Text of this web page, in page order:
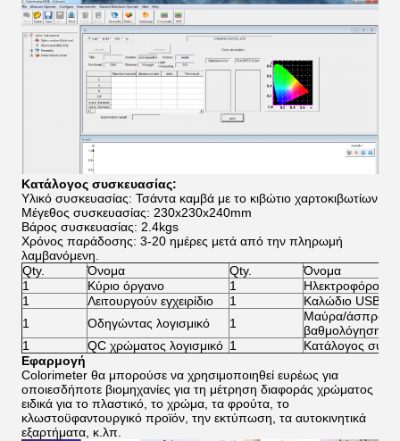
Κατάλογος συσκευασίας:
Υλικό συσκευασίας: Τσάντα καμβά με το κιβώτιο χαρτοκιβωτίων
Μέγεθος συσκευασίας: 230x230x240mm
Βάρος συσκευασίας: 2.4kgs
Χρόνος παράδοσης: 3-20 ημέρες μετά από την πληρωμή
λαμβανόμενη.
Qty.
Όνομα Qty.
Όνομα
1
Κύριο όργανο 1
Ηλεκτροφόρο
1
Λειτουργούν εγχειρίδιο 1
Καλώδιο USB
1
Οδηγώντας λογισμικό 1
Μαύρα/άσπρα
βαθμολόγησης
1
QC χρώματος λογισμικό 1
Κατάλογος
Εφαρμογή
Colorimeter θα μπορούσε να χρησιμοποιηθεί ευρέως για
οποιεσδήποτε βιομηχανίες για τη μέτρηση διαφοράς χρώματος
ειδικά για το πλαστικό, το χρώμα, τα φρούτα, το
κλωστοϋφαντουργικό προϊόν, την εκτύπωση, τα αυτοκινητικά
εξαρτήματα, κ.λπ.